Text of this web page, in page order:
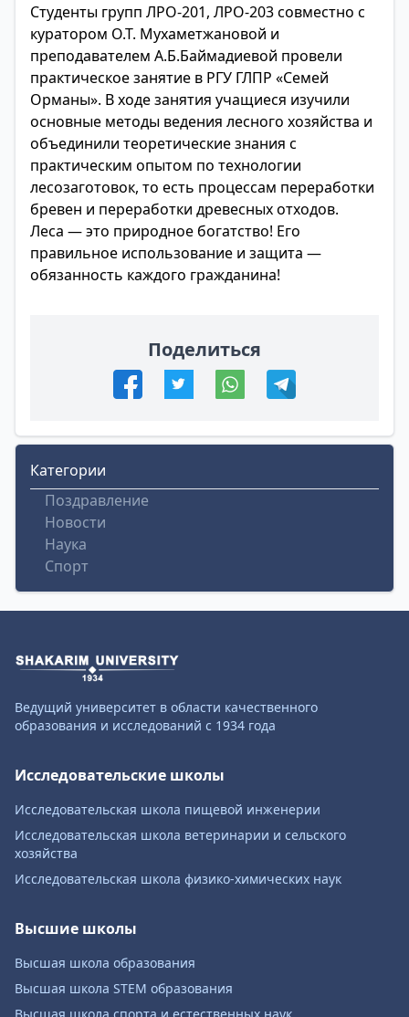
Студенты групп ЛРО-201, ЛРО-203 совместно с
куратором О.Т. Мухаметжановой и
преподавателем А.Б.Баймадиевой провели
практическое занятие в РГУ ГЛПР «Семей
Орманы». В ходе занятия учащиеся изучили
основные методы ведения лесного хозяйства и
объединили теоретические знания с
практическим опытом по технологии
лесозаготовок, то есть процессам переработки
бревен и переработки древесных отходов.
Леса — это природное богатство! Его
правильное использование и защита —
обязанность каждого гражданина!
Поделиться
Категории
Поздравление
Новости
Наука
Спорт
Ведущий университет в области качественного
образования и исследований с 1934 года
Исследовательские школы
Исследовательская школа пищевой инженерии
Исследовательская школа ветеринарии и сельского
хозяйства
Исследовательская школа физико-химических наук
Высшие школы
Высшая школа образования
Высшая школа STEM образования
Высшая школа спорта и естественных наук